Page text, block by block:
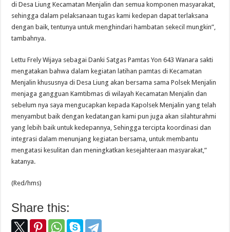
di Desa Liung Kecamatan Menjalin dan semua komponen masyarakat,
sehingga dalam pelaksanaan tugas kami kedepan dapat terlaksana
dengan baik, tentunya untuk menghindari hambatan sekecil mungkin”,
tambahnya.
Lettu Frely Wijaya sebagai Danki Satgas Pamtas Yon 643 Wanara sakti
mengatakan bahwa dalam kegiatan latihan pamtas di Kecamatan
Menjalin khususnya di Desa Liung akan bersama sama Polsek Menjalin
menjaga gangguan Kamtibmas di wilayah Kecamatan Menjalin dan
sebelum nya saya mengucapkan kepada Kapolsek Menjalin yang telah
menyambut baik dengan kedatangan kami pun juga akan silahturahmi
yang lebih baik untuk kedepannya, Sehingga tercipta koordinasi dan
integrasi dalam menunjang kegiatan bersama, untuk membantu
mengatasi kesulitan dan meningkatkan kesejahteraan masyarakat,”
katanya.
(Red/hms)
Share this: